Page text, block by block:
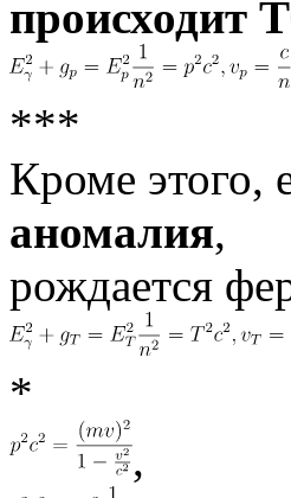
***
Кроме этого,
аномалия,
рождается
*
,